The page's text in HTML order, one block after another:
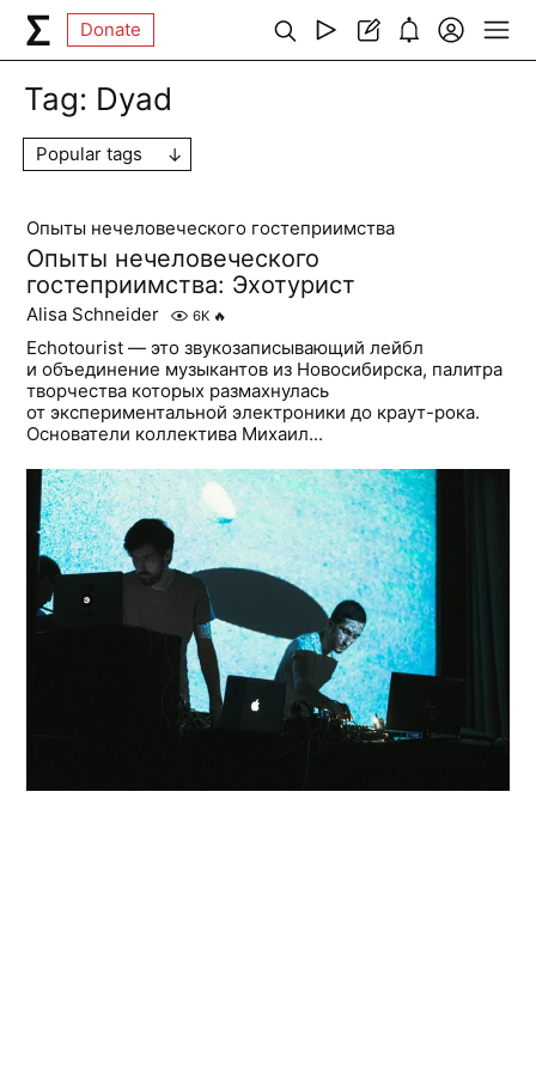
Donate
Tag: Dyad
Popular tags
Опыты нечеловеческого гостеприимства
Опыты нечеловеческого
гостеприимства: Эхотурист
Alisa Schneider 6K 🔥
Echotourist — это звукозаписывающий лейбл
и объединение музыкантов из Новосибирска, палитра
творчества которых размахнулась
от экспериментальной электроники до краут-рока.
Основатели коллектива Михаил...